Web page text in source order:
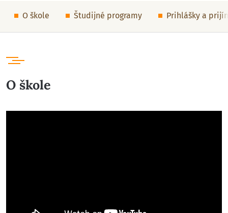
O škole Študijné programy Prihlášky a
O škole